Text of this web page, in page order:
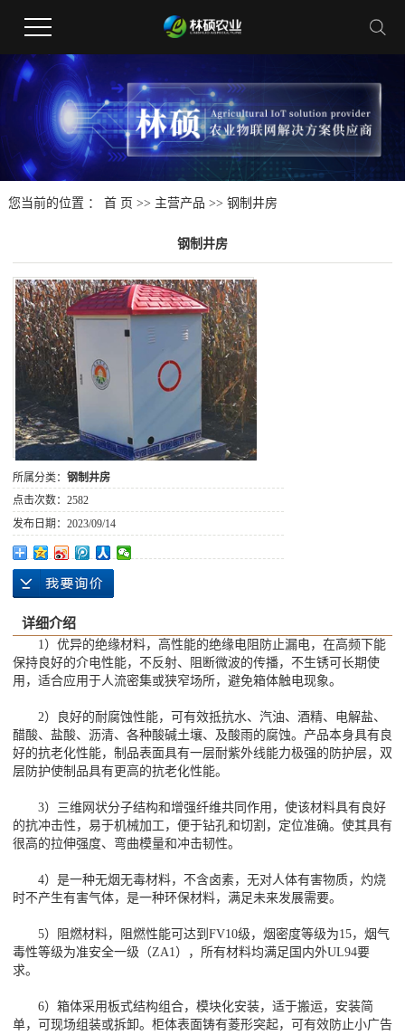
您当前的位置 ： 首 页 >> 主营产品 >> 钢制井房
钢制井房
所属分类： 钢制井房
点击次数： 2582
发布日期： 2023/09/14
详细介绍
1）优异的绝缘材料，高性能的绝缘电阻防止漏电，在高频下能
保持良好的介电性能，不反射、阻断微波的传播，不生锈可长期使
用，适合应用于人流密集或狭窄场所，避免箱体触电现象。
2）良好的耐腐蚀性能，可有效抵抗水、汽油、酒精、电解盐、
醋酸、盐酸、沥清、各种酸碱土壤、及酸雨的腐蚀。产品本身具有良
好的抗老化性能，制品表面具有一层耐紫外线能力极强的防护层，双
层防护使制品具有更高的抗老化性能。
3）三维网状分子结构和增强纤维共同作用，使该材料具有良好
的抗冲击性，易于机械加工，便于钻孔和切割，定位准确。使其具有
很高的拉伸强度、弯曲模量和冲击韧性。
4）是一种无烟无毒材料，不含卤素，无对人体有害物质，灼烧
时不产生有害气体，是一种环保材料，满足未来发展需要。
5）阻燃材料，阻燃性能可达到FV10级，烟密度等级为15，烟气
毒性等级为准安全一级（ZA1），所有材料均满足国内外UL94要
求。
6）箱体采用板式结构组合，模块化安装，适于搬运，安装简
单，可现场组装或拆卸。柜体表面铸有菱形突起，可有效防止小广告